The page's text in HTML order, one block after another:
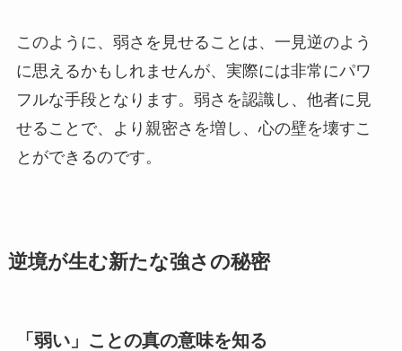
このように、弱さを見せることは、一見逆のよう
に思えるかもしれませんが、実際には非常にパワ
フルな手段となります。弱さを認識し、他者に見
せることで、より親密さを増し、心の壁を壊すこ
とができるのです。
逆境が生む新たな強さの秘密
「弱い」ことの真の意味を知る